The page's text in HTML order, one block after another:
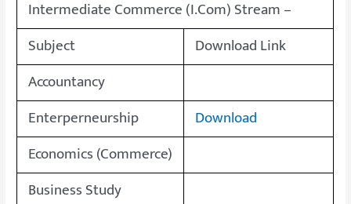
Intermediate Commerce (I.Com) Stream –
Subject
Download Link
Accountancy
Enterperneurship
Download
Economics (Commerce)
Business Study